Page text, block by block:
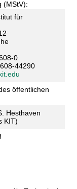
(MStV):
für
0
44290
öffentlichen
Hesthaven
KIT)